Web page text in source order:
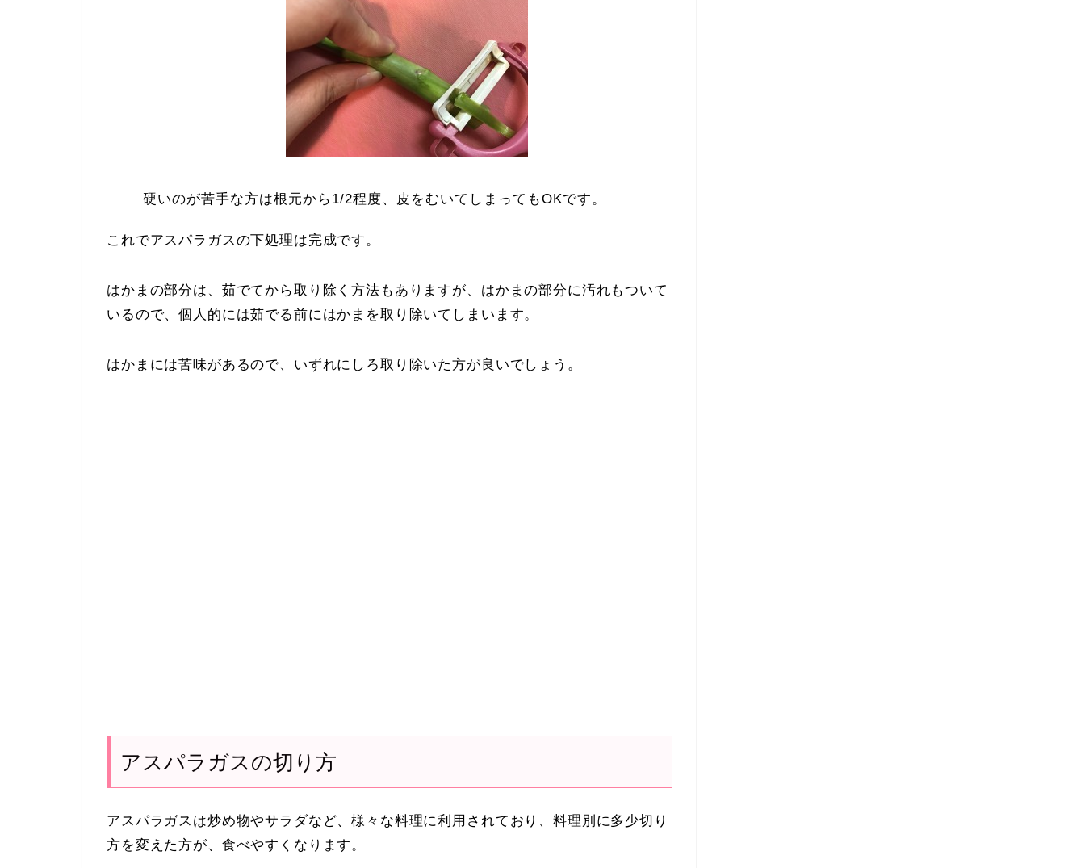
硬いのが苦手な方は根元から1/2程度、皮をむいてしまってもOKです。
これでアスパラガスの下処理は完成です。
はかまの部分は、茹でてから取り除く方法もありますが、はかまの部分に汚れもついて
いるので、個人的には茹でる前にはかまを取り除いてしまいます。
はかまには苦味があるので、いずれにしろ取り除いた方が良いでしょう。
アスパラガスの切り方
アスパラガスは炒め物やサラダなど、様々な料理に利用されており、料理別に多少切り
方を変えた方が、食べやすくなります。